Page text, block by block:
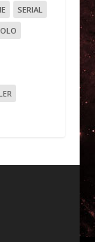
SERIAL